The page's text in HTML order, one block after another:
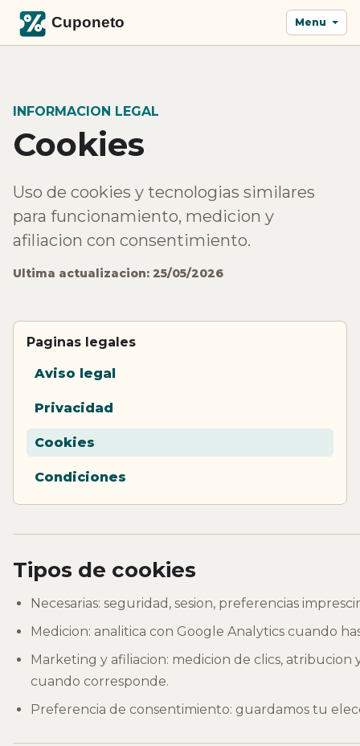
Menu
INFORMACION LEGAL
Cookies
Uso de cookies y tecnologias similares
para funcionamiento, medicion y
afiliacion con consentimiento.
Ultima actualizacion: 25/05/2026
Paginas legales
Aviso legal
Privacidad
Cookies
Condiciones
Tipos de cookies
Necesarias: seguridad, sesion, preferencias
Medicion: analitica con Google Analytics cuando
Marketing y afiliacion: medicion de clics,
cuando corresponde.
Preferencia de consentimiento: guardamos tu